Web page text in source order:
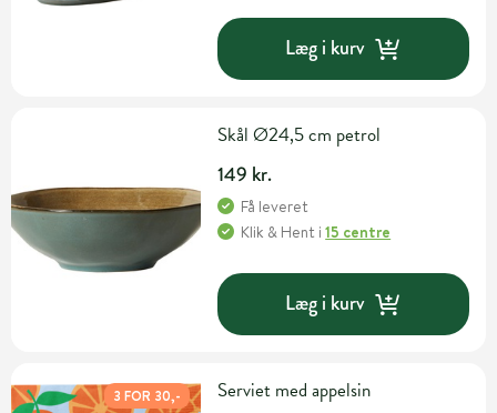
Læg i kurv
Skål Ø24,5 cm petrol
149 kr.
Få leveret
Klik & Hent i15 centre
Læg i kurv
3 FOR 30,- Serviet med appelsin